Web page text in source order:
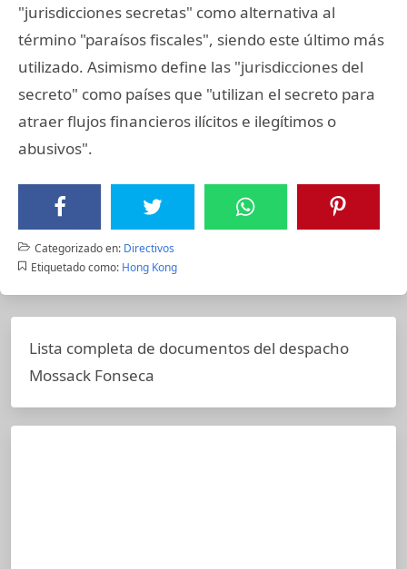
"jurisdicciones secretas" como alternativa al
término "paraísos fiscales", siendo este último más
utilizado. Asimismo define las "jurisdicciones del
secreto" como países que "utilizan el secreto para
atraer flujos financieros ilícitos e ilegítimos o
abusivos".
Categorizado en: Directivos
Etiquetado como: Hong Kong
Lista completa de documentos del despacho
Mossack Fonseca